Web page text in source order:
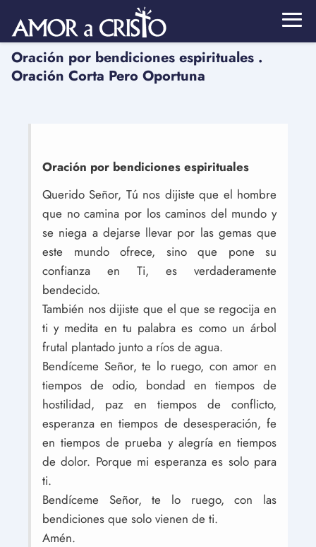
Oración por bendiciones espirituales .
Oración Corta Pero Oportuna
Oración por bendiciones espirituales
Querido Señor, Tú nos dijiste que el hombre
que no camina por los caminos del mundo y
se niega a dejarse llevar por las gemas que
este mundo ofrece, sino que pone su
confianza en Ti, es verdaderamente
bendecido.
También nos dijiste que el que se regocija en
ti y medita en tu palabra es como un árbol
frutal plantado junto a ríos de agua.
Bendíceme Señor, te lo ruego, con amor en
tiempos de odio, bondad en tiempos de
hostilidad, paz en tiempos de conflicto,
esperanza en tiempos de desesperación, fe
en tiempos de prueba y alegría en tiempos
de dolor. Porque mi esperanza es solo para
ti.
Bendíceme Señor, te lo ruego, con las
bendiciones que solo vienen de ti.
Amén.